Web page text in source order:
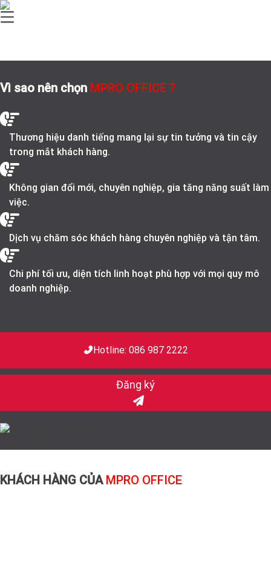
Vì sao nên chọn MPRO OFFICE ?
Thương hiệu danh tiếng mang lại sự tin tưởng và tin cậy
trong mắt khách hàng.
Không gian đổi mới, chuyên nghiệp, gia tăng năng suất làm
việc.
Dịch vụ chăm sóc khách hàng chuyên nghiệp và tận tâm.
Chi phí tối ưu, diện tích linh hoạt phù hợp với mọi quy mô
doanh nghiệp.
Hotline: 086 987 2222
Đăng ký
KHÁCH HÀNG CỦAMPRO OFFICE